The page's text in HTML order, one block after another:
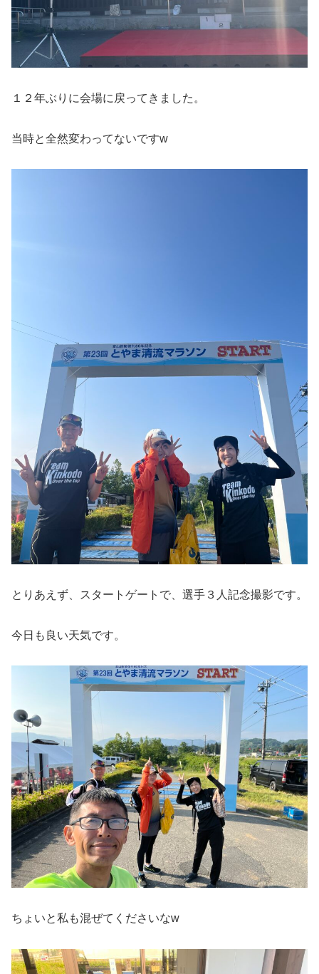
１２年ぶりに会場に戻ってきました。
当時と全然変わってないですw
とりあえず、スタートゲートで、選手３人記念撮影です。
今日も良い天気です。
ちょいと私も混ぜてくださいなw